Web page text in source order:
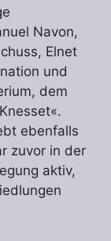
Navon,
Elnet
und
dem
ebenfalls
zuvor in der
aktiv,